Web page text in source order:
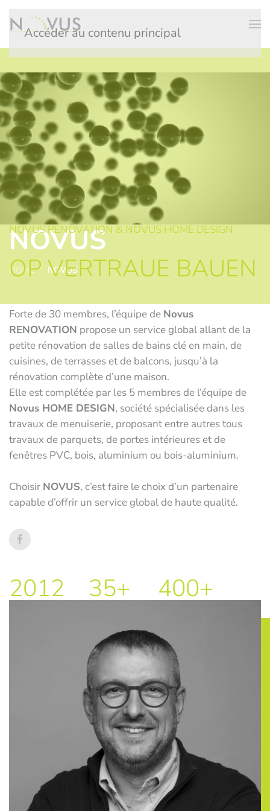
Accéder au contenu principal
NOVUS
HOME NOVUS
NOVUS RÉNOVATION & NOVUS HOME DESIGN
OP VERTRAUE BAUEN
Forte de 30 membres, l’équipe de Novus
RENOVATION propose un service global allant de la
petite rénovation de salles de bains clé en main, de
cuisines, de terrasses et de balcons, jusqu’à la
rénovation complète d’une maison.
Elle est complétée par les 5 membres de l’équipe de
Novus HOME DESIGN, société spécialisée dans les
travaux de menuiserie, proposant entre autres tous
travaux de parquets, de portes intérieures et de
fenêtres PVC, bois, aluminium ou bois-aluminium.
Choisir NOVUS, c’est faire le choix d’un partenaire
capable d’offrir un service global de haute qualité.
2012 35+ 400+